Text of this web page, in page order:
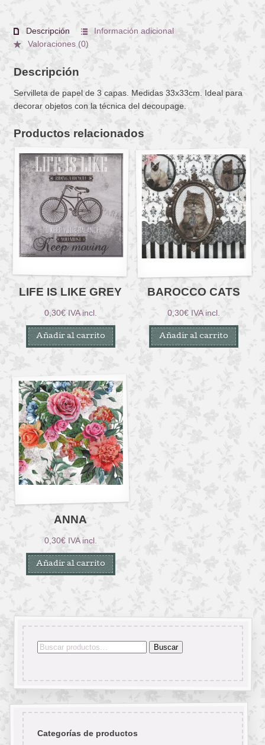
Descripción
Información adicional
Valoraciones (0)
Descripción
Servilleta de papel de 3 capas. Medidas 33x33cm. Ideal para
decorar objetos con la técnica del decoupage.
Productos relacionados
LIFE IS LIKE GREY
0,30€ IVA incl.
Añadir al carrito
BAROCCO CATS
0,30€ IVA incl.
Añadir al carrito
ANNA
0,30€ IVA incl.
Añadir al carrito
Buscar
Buscar
Categorías de productos